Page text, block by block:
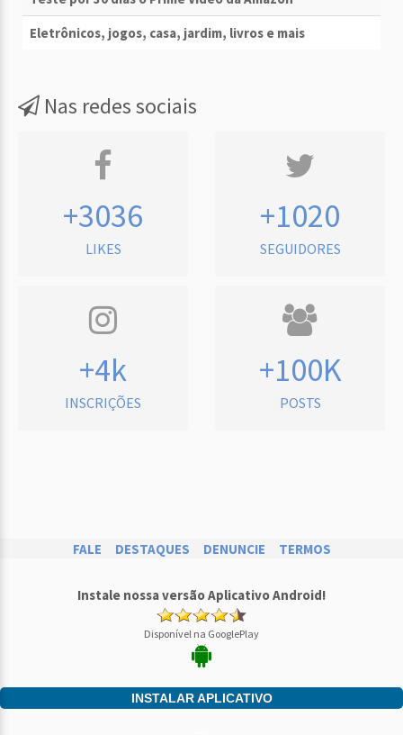
Eletrônicos, jogos, casa, jardim, livros e mais
Nas redes sociais
+3036
LIKES
+1020
SEGUIDORES
+4k
INSCRIÇÕES
+100K
POSTS
FALE DESTAQUES DENUNCIE TERMOS
Instale nossa versão Aplicativo Android!
Disponível na GooglePlay
INSTALAR APLICATIVO